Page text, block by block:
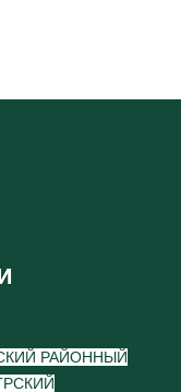
РАЙОННЫЙ